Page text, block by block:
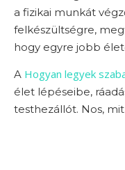
a fizikai munkát
felkészültségre,
hogy egyre jobb
A Hogyan legyek
élet lépéseibe,
testhezállót. Nos, mit